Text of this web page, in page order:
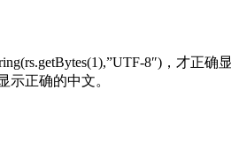
8″)，才正确显
示正确的中文。